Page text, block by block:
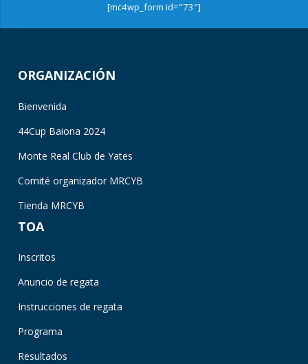
[mc4wp_form id="73"]
ORGANIZACIÓN
Bienvenida
44Cup Baiona 2024
Monte Real Club de Yates
Comité organizador MRCYB
Tienda MRCYB
TOA
Inscritos
Anuncio de regata
Instrucciones de regata
Programa
Resultados